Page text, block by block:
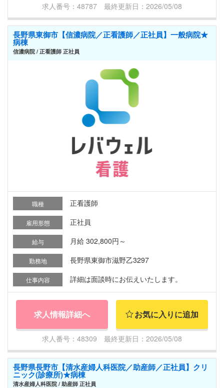
求人番号：48787 最終更新日：2026/05/08
長野県東御市【信濃病院／正看護師／正社員】一般病院★
病棟
信濃病院 / 正看護師 正社員
職種 正看護師
雇用形態 正社員
給与 月給 302,800円～
勤務地 長野県東御市滋野乙3297
仕事内容 詳細は面談時にお伝えいたします。
求人情報詳細へ お気に入りに追加
求人番号：48309 最終更新日：2026/05/08
長野県長野市【清水産婦人科医院／助産師／正社員】クリ
ニック(診療所)★病棟
清水産婦人科医院 / 助産師 正社員